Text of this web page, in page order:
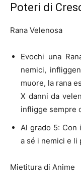
Poteri di
Rana Velenosa
Evochi una
nemici,
muore, la rana
X danni da
infligge sempre
Al grado 5: Con
a sé i nemici e li
Mietitura di Anime